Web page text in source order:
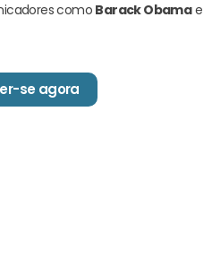
como Barack Obamae
se agora